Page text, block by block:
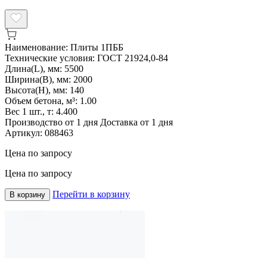
Наименование: Плиты 1ПББ
Технические условия: ГОСТ 21924,0-84
Длина(L), мм: 5500
Ширина(B), мм: 2000
Высота(H), мм: 140
Объем бетона, м³: 1.00
Вес 1 шт., т: 4.400
Производство от 1 дня Доставка от 1 дня
Артикул: 088463
Цена по запросу
Цена по запросу
В корзину Перейти в корзину